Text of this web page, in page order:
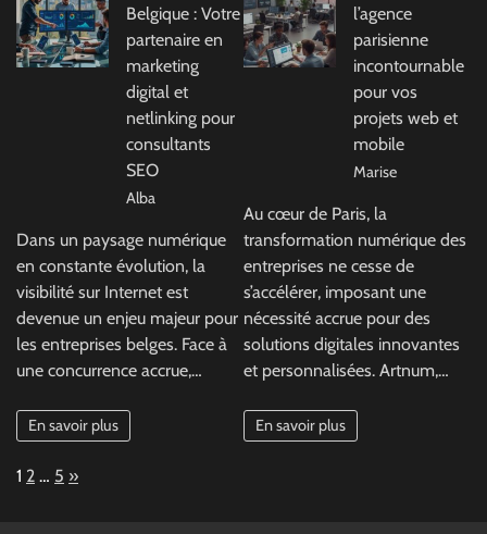
Belgique : Votre
partenaire en
marketing
digital et
netlinking pour
consultants
SEO
Alba
Dans un paysage numérique
en constante évolution, la
visibilité sur Internet est
devenue un enjeu majeur pour
les entreprises belges. Face à
une concurrence accrue,…
En savoir plus
l’agence
parisienne
incontournable
pour vos
projets web et
mobile
Marise
Au cœur de Paris, la
transformation numérique des
entreprises ne cesse de
s’accélérer, imposant une
nécessité accrue pour des
solutions digitales innovantes
et personnalisées. Artnum,…
En savoir plus
Page:
1 2 … 5 Next
»